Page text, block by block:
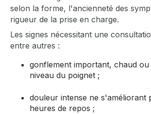
selon la forme, l'ancienneté des
rigueur de la prise en charge.
Les signes nécessitant une
entre autres :
gonflement important, chaud
niveau du poignet ;
douleur intense ne s'améliorant
heures de repos ;